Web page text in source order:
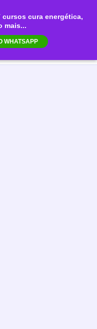
cursos cura energética,
mais...
WHATSAPP